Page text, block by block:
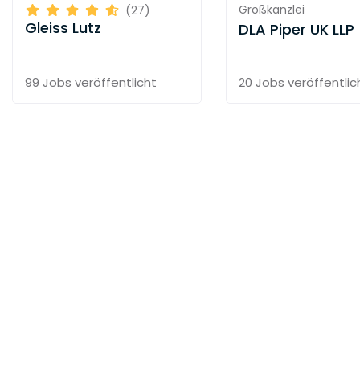
(27)
Gleiss Lutz
99 Jobs veröffentlicht
Großkanzlei
DLA Piper UK LLP
20 Jobs